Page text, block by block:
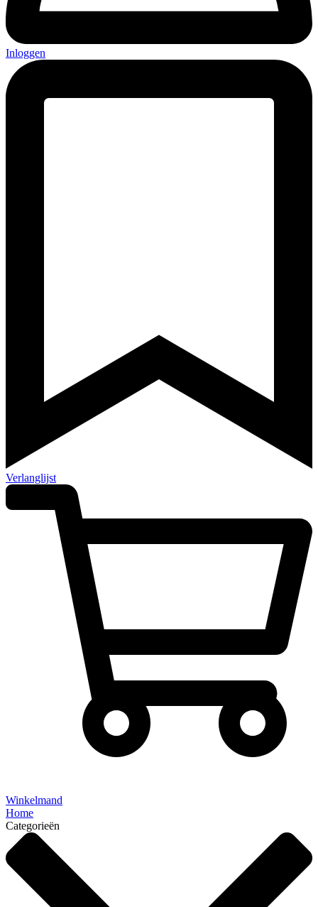
Inloggen
Verlanglijst
Winkelmand
Home
Categorieën